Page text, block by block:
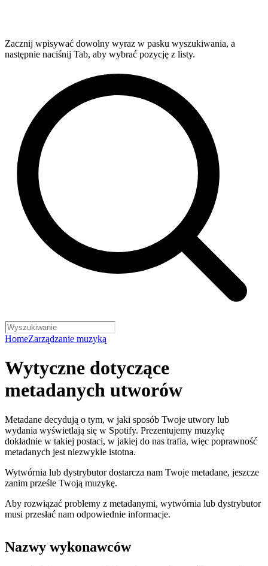
Zacznij wpisywać dowolny wyraz w pasku wyszukiwania, a
następnie naciśnij Tab, aby wybrać pozycję z listy.
HomeZarządzanie muzyką
Wytyczne dotyczące
metadanych utworów
Metadane decydują o tym, w jaki sposób Twoje utwory lub
wydania wyświetlają się w Spotify. Prezentujemy muzykę
dokładnie w takiej postaci, w jakiej do nas trafia, więc poprawność
metadanych jest niezwykle istotna.
Wytwórnia lub dystrybutor dostarcza nam Twoje metadane, jeszcze
zanim prześle Twoją muzykę.
Aby rozwiązać problemy z metadanymi, wytwórnia lub dystrybutor
musi przesłać nam odpowiednie informacje.
Nazwy wykonawców